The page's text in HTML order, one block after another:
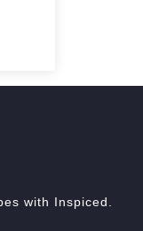
with Inspiced.